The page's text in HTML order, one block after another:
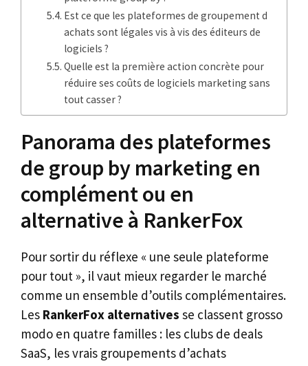
Est ce que les plateformes de groupement d
achats sont légales vis à vis des éditeurs de
logiciels ?
Quelle est la première action concrète pour
réduire ses coûts de logiciels marketing sans
tout casser ?
Panorama des plateformes
de group by marketing en
complément ou en
alternative à RankerFox
Pour sortir du réflexe « une seule plateforme
pour tout », il vaut mieux regarder le marché
comme un ensemble d’outils complémentaires.
Les RankerFox alternatives se classent grosso
modo en quatre familles : les clubs de deals
SaaS, les vrais groupements d’achats